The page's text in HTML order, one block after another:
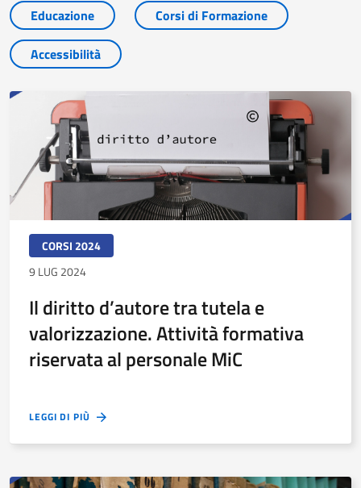
Educazione
Corsi di Formazione
Accessibilità
CORSI 2024
9 LUG 2024
Il diritto d’autore tra tutela e
valorizzazione. Attività formativa
riservata al personale MiC
LEGGI DI PIÙ